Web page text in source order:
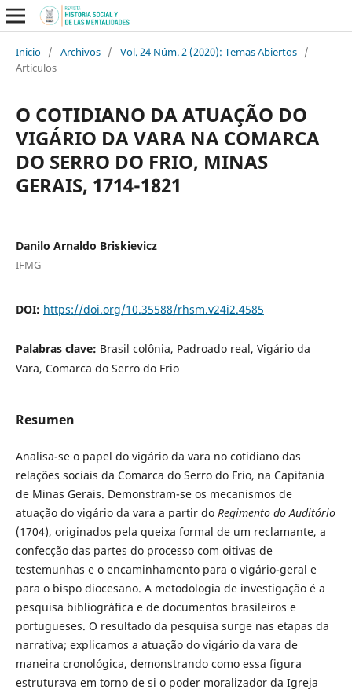
Inicio / Archivos / Vol. 24 Núm. 2 (2020): Temas Abiertos /
Artículos
O COTIDIANO DA ATUAÇÃO DO
VIGÁRIO DA VARA NA COMARCA
DO SERRO DO FRIO, MINAS
GERAIS, 1714-1821
Danilo Arnaldo Briskievicz
IFMG
DOI: https://doi.org/10.35588/rhsm.v24i2.4585
Palabras clave: Brasil colônia, Padroado real, Vigário da
Vara, Comarca do Serro do Frio
Resumen
Analisa-se o papel do vigário da vara no cotidiano das
relações sociais da Comarca do Serro do Frio, na Capitania
de Minas Gerais. Demonstram-se os mecanismos de
atuação do vigário da vara a partir do Regimento do Auditório
(1704), originados pela queixa formal de um reclamante, a
confecção das partes do processo com oitivas de
testemunhas e o encaminhamento para o vigário-geral e
para o bispo diocesano. A metodologia de investigação é a
pesquisa bibliográfica e de documentos brasileiros e
portugueses. O resultado da pesquisa surge nas etapas da
narrativa; explicamos a atuação do vigário da vara de
maneira cronológica, demonstrando como essa figura
estruturava em torno de si o poder moralizador da Igreja